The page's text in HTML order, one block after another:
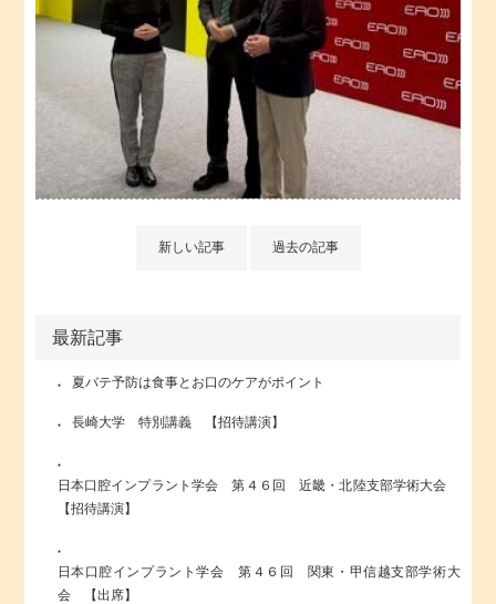
新しい記事 過去の記事
最新記事
夏バテ予防は食事とお口のケアがポイント
長崎大学 特別講義 【招待講演】
日本口腔インプラント学会 第４６回 近畿・北陸支部学術大会
【招待講演】
日本口腔インプラント学会 第４６回 関東・甲信越支部学術大
会 【出席】